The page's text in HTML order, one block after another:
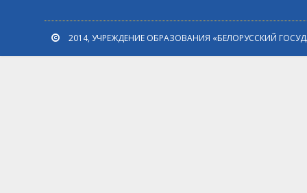
2014, УЧРЕЖДЕНИЕ ОБРАЗОВАНИЯ «БЕЛОРУССКИЙ